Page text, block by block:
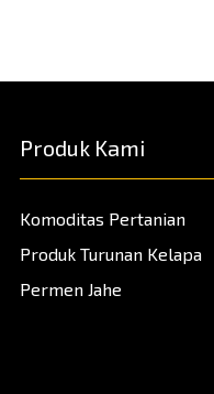
Produk Kami
Komoditas Pertanian
Produk Turunan Kelapa
Permen Jahe